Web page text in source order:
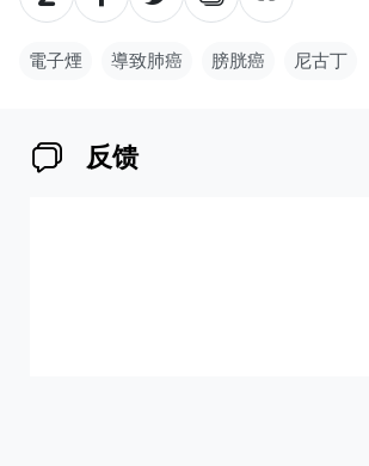
電子煙 導致肺癌 膀胱癌 尼古丁
反馈